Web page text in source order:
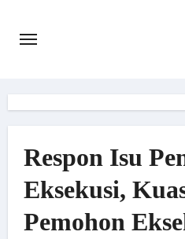
Respon Isu
Eksekusi,
Pemohon